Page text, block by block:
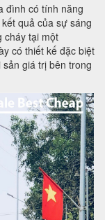
đình có tính năng
quả của sự sáng
cháy tại một
có thiết kế đặc biệt
giá trị bên trong